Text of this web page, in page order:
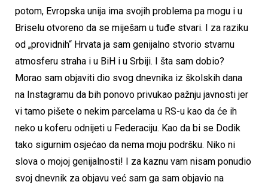
potom, Evropska unija ima svojih problema pa mogu i u
Briselu otvoreno da se miješam u tuđe stvari. I za raziku
od „providnih“ Hrvata ja sam genijalno stvorio stvarnu
atmosferu straha i u BiH i u Srbiji. I šta sam dobio?
Morao sam objaviti dio svog dnevnika iz školskih dana
na Instagramu da bih ponovo privukao pažnju javnosti jer
vi tamo pišete o nekim parcelama u RS-u kao da će ih
neko u koferu odnijeti u Federaciju. Kao da bi se Dodik
tako sigurnim osjećao da nema moju podršku. Niko ni
slova o mojoj genijalnosti! I za kaznu vam nisam ponudio
svoj dnevnik za objavu već sam ga sam objavio na